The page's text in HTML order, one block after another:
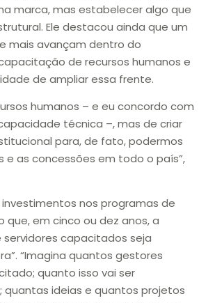
marca, mas estabelecer algo que
Ele destacou ainda que um
mais avançam dentro do
de recursos humanos e
de ampliar essa frente.
humanos – e eu concordo com
técnica –, mas de criar
para, de fato, podermos
e as concessões em todo o país”,
investimentos nos programas de
que, em cinco ou dez anos, a
capacitados seja
“Imagina quantos gestores
quanto isso vai ser
quantas ideias e quantos projetos